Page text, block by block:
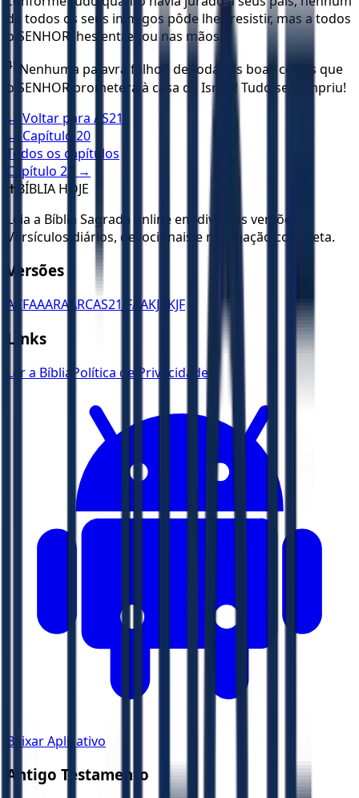
de todos os seus inimigos pôde lhes resistir, mas a todos
o SENHOR lhes entregou nas mãos.
45 Nenhuma palavra falhou de todas as boas coisas que
o SENHOR prometera à casa de Israel! Tudo se cumpriu!
← Voltar para AS21
← Capítulo 20
Todos os capítulos
Capítulo 22
→
✝️ BÍBLIA HOJE
Leia a Bíblia Sagrada online em diversas versões.
Versículos diários, devocionais e navegação completa.
Versões
ACFAAARA ARCAS21 JFAAKJA KJF
Links
Ler a Bíblia Política de Privacidade
Baixar Aplicativo
Antigo Testamento